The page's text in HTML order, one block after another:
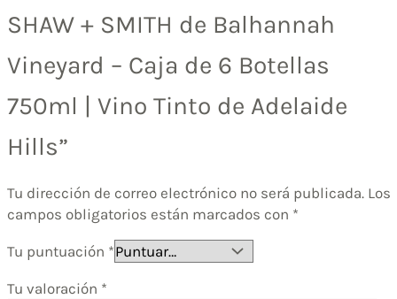
SHAW + SMITH de Balhannah
Vineyard – Caja de 6 Botellas
750ml | Vino Tinto de Adelaide
Hills”
Tu dirección de correo electrónico no será publicada. Los
campos obligatorios están marcados con *
Tu puntuación *
Tu valoración *